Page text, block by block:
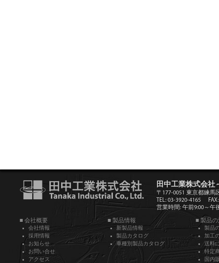
田中工業株式会社
〒177-0051 東京都練馬
TEL: 03-3920-4165
営業時間: 午前9:00～午
■ 会社概要
会社情報
採用情報
お知らせ
お問い合せ
アクセス
■ 製品情報
新製品情報
製品カタログ
車種別製品カタログ
■ 製品
製品
加工
送料
特定
国内